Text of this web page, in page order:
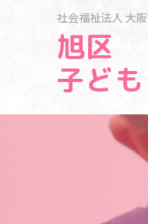
社会福祉法人 大
旭区
子ど